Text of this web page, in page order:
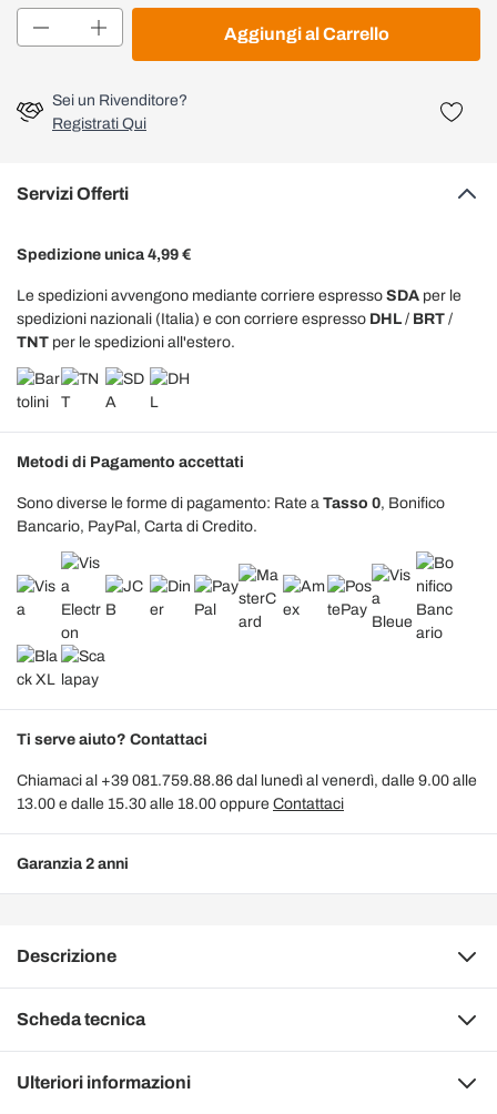
Aggiungi al Carrello
Sei un Rivenditore?
Registrati Qui
Servizi Offerti
Spedizione unica 4,99 €
Le spedizioni avvengono mediante corriere espresso SDA per le
spedizioni nazionali (Italia) e con corriere espresso DHL / BRT /
TNT per le spedizioni all'estero.
Metodi di Pagamento accettati
Sono diverse le forme di pagamento: Rate a Tasso 0, Bonifico
Bancario, PayPal, Carta di Credito.
Ti serve aiuto? Contattaci
Chiamaci al +39 081.759.88.86 dal lunedì al venerdì, dalle 9.00 alle
13.00 e dalle 15.30 alle 18.00 oppure Contattaci
Garanzia 2 anni
Descrizione
Scheda tecnica
Ulteriori informazioni